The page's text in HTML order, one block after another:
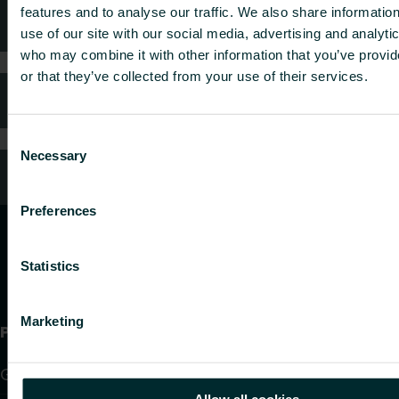
features and to analyse our traffic. We also share
use of our site with our social media, advertising and
who may combine it with other information that you’ve
or that they’ve collected from your use of their services.
Selection
Necessary
Preferences
Statistics
Marketing
Najczęściej zadawane pytania
Produkty
Grzejniki